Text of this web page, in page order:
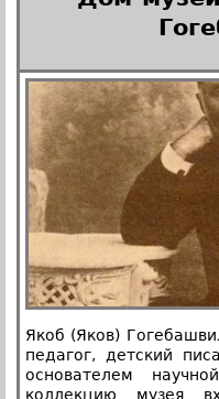
Якоб (Яков)
педагог, детский
основателем
коллекцию музея